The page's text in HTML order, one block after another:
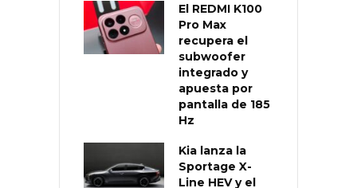
El REDMI K100
Pro Max
recupera el
subwoofer
integrado y
apuesta por
pantalla de 185
Hz
Kia lanza la
Sportage X-
Line HEV y el